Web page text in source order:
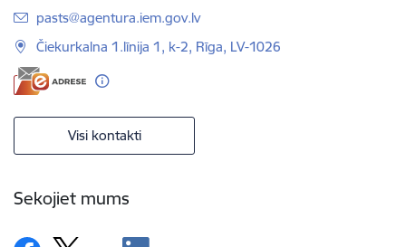
E-pasts:
pasts@agentura.iem.gov.lv
Čiekurkalna 1.līnija 1, k-2, Rīga, LV-1026
Visi kontakti
Sekojiet mums